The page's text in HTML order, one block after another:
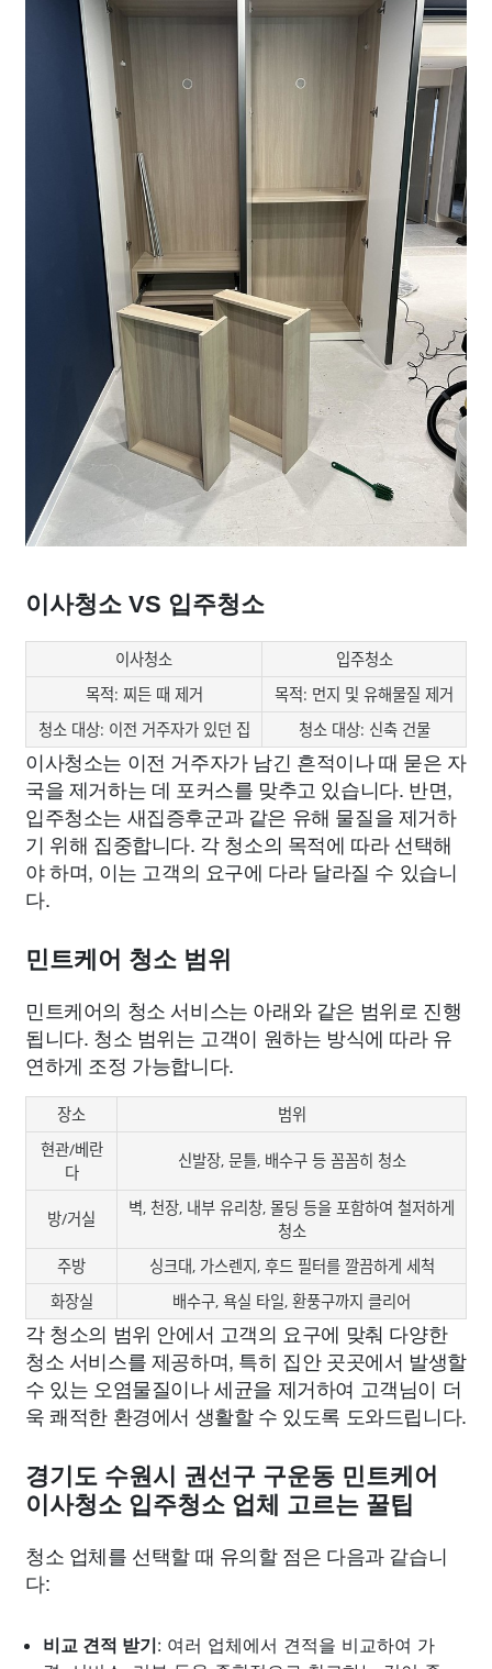
이사청소 VS 입주청소
이사청소
입주청소
목적: 찌든 때 제거
목적: 먼지 및 유해물질 제거
청소 대상: 이전 거주자가 있던 집
청소 대상: 신축 건물
이사청소는 이전 거주자가 남긴 흔적이나 때 묻은 자
국을 제거하는 데 포커스를 맞추고 있습니다. 반면,
입주청소는 새집증후군과 같은 유해 물질을 제거하
기 위해 집중합니다. 각 청소의 목적에 따라 선택해
야 하며, 이는 고객의 요구에 다라 달라질 수 있습니
다.
민트케어 청소 범위
민트케어의 청소 서비스는 아래와 같은 범위로 진행
됩니다. 청소 범위는 고객이 원하는 방식에 따라 유
연하게 조정 가능합니다.
장소
범위
현관/베란
다
신발장, 문틀, 배수구 등 꼼꼼히 청소
방/거실
벽, 천장, 내부 유리창, 몰딩 등을 포함하여 철저하게
청소
주방
싱크대, 가스렌지, 후드 필터를 깔끔하게 세척
화장실
배수구, 욕실 타일, 환풍구까지 클리어
각 청소의 범위 안에서 고객의 요구에 맞춰 다양한
청소 서비스를 제공하며, 특히 집안 곳곳에서 발생할
수 있는 오염물질이나 세균을 제거하여 고객님이 더
욱 쾌적한 환경에서 생활할 수 있도록 도와드립니다.
경기도 수원시 권선구 구운동 민트케어
이사청소 입주청소 업체 고르는 꿀팁
청소 업체를 선택할 때 유의할 점은 다음과 같습니
다:
비교 견적 받기: 여러 업체에서 견적을 비교하여 가